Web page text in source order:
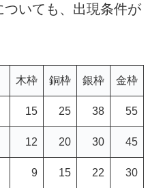
いても、出現条件が
木枠 銅枠 銀枠 金枠
15 25 38 55
12 20 30 45
9 15 22 30